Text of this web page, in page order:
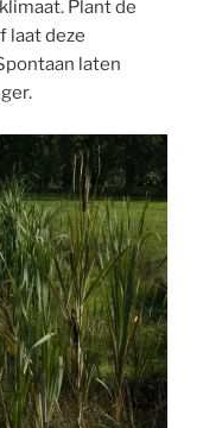
Plant de
laat deze
laten